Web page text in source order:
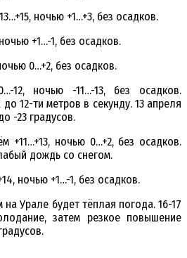
ночью +1…+3, без осадков.
+1…-1, без осадков.
0…+2, без осадков.
12, ночью -11…-13, без осадков.
12-ти метров в секунду. 13 апреля
-23 градусов.
+11…+13, ночью 0…+2, без осадков.
дождь со снегом.
ночью +1…-1, без осадков.
Урале будет тёплая погода. 16-17
затем резкое повышение